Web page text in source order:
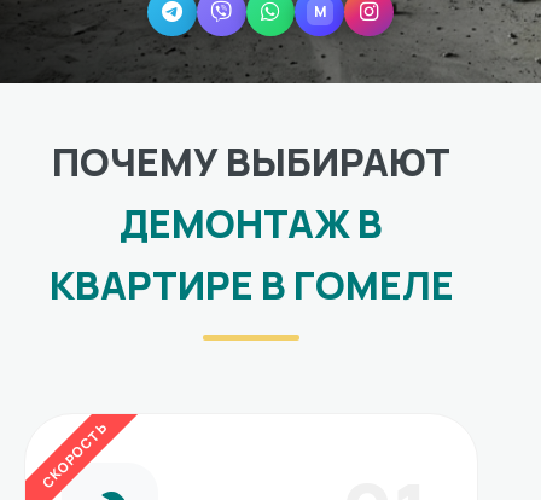
Telegram
ViberWhatsApp
MAX
M
Instagram
ПОЧЕМУ ВЫБИРАЮТ
ДЕМОНТАЖ В
КВАРТИРЕ В ГОМЕЛЕ
СКОРОСТЬ